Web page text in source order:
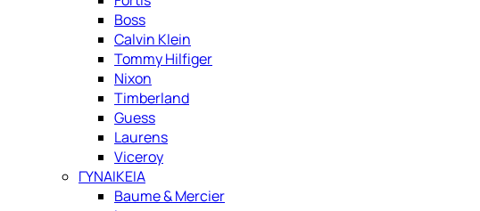
Boss
Calvin Klein
Tommy Hilfiger
Nixon
Timberland
Guess
Laurens
Viceroy
ΓΥΝΑΙΚΕΙΑ
Baume & Mercier